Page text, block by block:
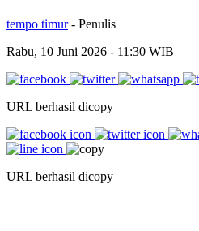
tempo timur - Penulis
Rabu, 10 Juni 2026 - 11:30 WIB
URL berhasil dicopy
URL berhasil dicopy